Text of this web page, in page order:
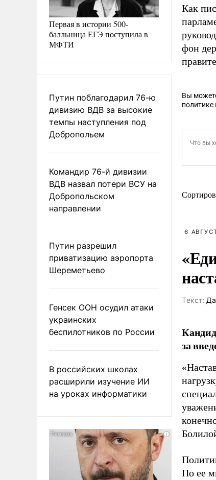
Первая в истории 500-
балльница ЕГЭ поступила в
МФТИ
Путин поблагодарил 76-ю
дивизию ВДВ за высокие
темпы наступления под
Добропольем
Командир 76-й дивизии
ВДВ назвал потери ВСУ на
Добропольском
направлении
Путин разрешил
приватизацию аэропорта
Шереметьево
Генсек ООН осудил атаки
украинских
беспилотников по России
В российских школах
расширили изучение ИИ
на уроках информатики
Как
фон
Вы
6
Tекст:
за
По ее